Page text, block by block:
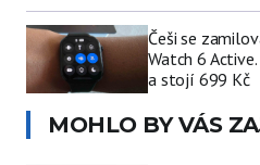
Češi se
Watch 6
a stojí 699 Kč
MOHLO BY VÁS